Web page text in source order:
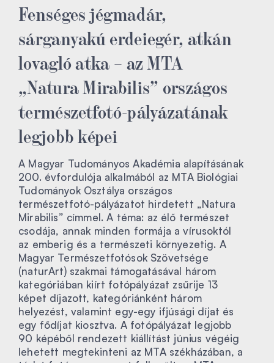
Fenséges jégmadár,
sárganyakú erdeiegér, atkán
lovagló atka – az MTA
„Natura Mirabilis” országos
természetfotó-pályázatának
legjobb képei
A Magyar Tudományos Akadémia alapításának
200. évfordulója alkalmából az MTA Biológiai
Tudományok Osztálya országos
természetfotó-pályázatot hirdetett „Natura
Mirabilis” címmel. A téma: az élő természet
csodája, annak minden formája a vírusoktól
az emberig és a természeti környezetig. A
Magyar Természetfotósok Szövetsége
(naturArt) szakmai támogatásával három
kategóriában kiírt fotópályázat zsűrije 13
képet díjazott, kategóriánként három
helyezést, valamint egy-egy ifjúsági díjat és
egy fődíjat kiosztva. A fotópályázat legjobb
90 képéből rendezett kiállítást június végéig
lehetett megtekinteni az MTA székházában, a